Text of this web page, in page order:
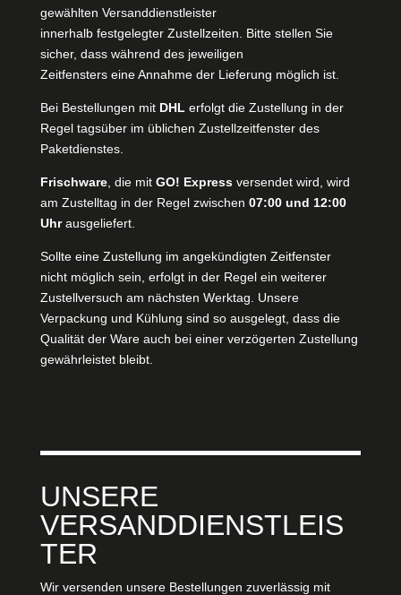
gewählten Versanddienstleister
innerhalb festgelegter Zustellzeiten. Bitte stellen Sie
sicher, dass während des jeweiligen
Zeitfensters eine Annahme der Lieferung möglich ist.
Bei Bestellungen mit DHL erfolgt die Zustellung in der
Regel tagsüber im üblichen Zustellzeitfenster des
Paketdienstes.
Frischware, die mit GO! Expressversendet wird, wird
am Zustelltag in der Regel zwischen 07:00 und 12:00
Uhrausgeliefert.
Sollte eine Zustellung im angekündigten Zeitfenster
nicht möglich sein, erfolgt in der Regel ein weiterer
Zustellversuch am nächsten Werktag. Unsere
Verpackung und Kühlung sind so ausgelegt, dass die
Qualität der Ware auch bei einer verzögerten Zustellung
gewährleistet bleibt.
UNSERE
VERSANDDIENSTLEIS
TER
Wir versenden unsere Bestellungen zuverlässig mit